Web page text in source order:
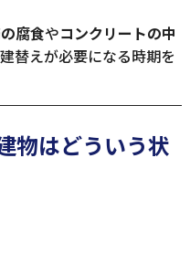
腐食やコンクリートの中
替えが必要になる時期を
物はどういう状